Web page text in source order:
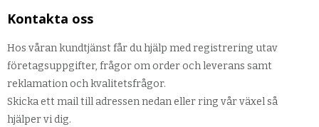
Kontakta oss
Hos våran kundtjänst får du hjälp med registrering utav
företagsuppgifter, frågor om order och leverans samt
reklamation och kvalitetsfrågor.
Skicka ett mail till adressen nedan eller ring vår växel så
hjälper vi dig.